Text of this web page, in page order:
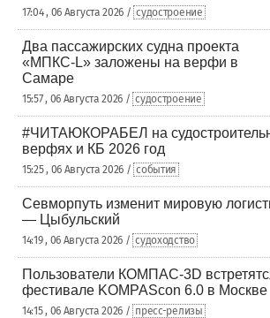
17:04 , 06 Августа 2026 / судостроение
Два пассажирских судна проекта
«МПКС-L» заложены на верфи в
Самаре
15:57 , 06 Августа 2026 / судостроение
#ЧИТАЮКОРАБЕЛ на
верфях и КБ 2026 год
15:25 , 06 Августа 2026 / события
Севморпуть изменит мировую
— Цыбульский
14:19 , 06 Августа 2026 / судоходство
Пользователи КОМПАС-3D
фестивале KOMPAScon 6.0 в Москве
14:15 , 06 Августа 2026 / пресс-релизы